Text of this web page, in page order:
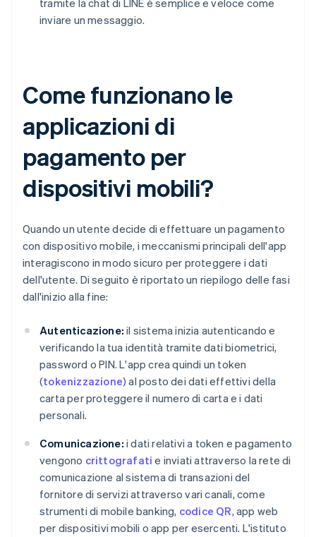
tramite la chat di LINE è semplice e veloce come
inviare un messaggio.
Come funzionano le
applicazioni di
pagamento per
dispositivi mobili?
Quando un utente decide di effettuare un pagamento
con dispositivo mobile, i meccanismi principali dell'app
interagiscono in modo sicuro per proteggere i dati
dell'utente. Di seguito è riportato un riepilogo delle fasi
dall'inizio alla fine:
Autenticazione: il sistema inizia autenticando e
verificando la tua identità tramite dati biometrici,
password o PIN. L'app crea quindi un token
(tokenizzazione) al posto dei dati effettivi della
carta per proteggere il numero di carta e i dati
personali.
Comunicazione: i dati relativi a token e pagamento
vengono crittografati e inviati attraverso la rete di
comunicazione al sistema di transazioni del
fornitore di servizi attraverso vari canali, come
strumenti di mobile banking, codice QR, app web
per dispositivi mobili o app per esercenti. L'istituto